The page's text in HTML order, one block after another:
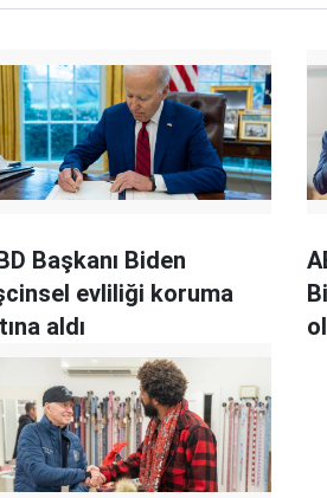
Başkanı Biden
evliliği koruma
aldı